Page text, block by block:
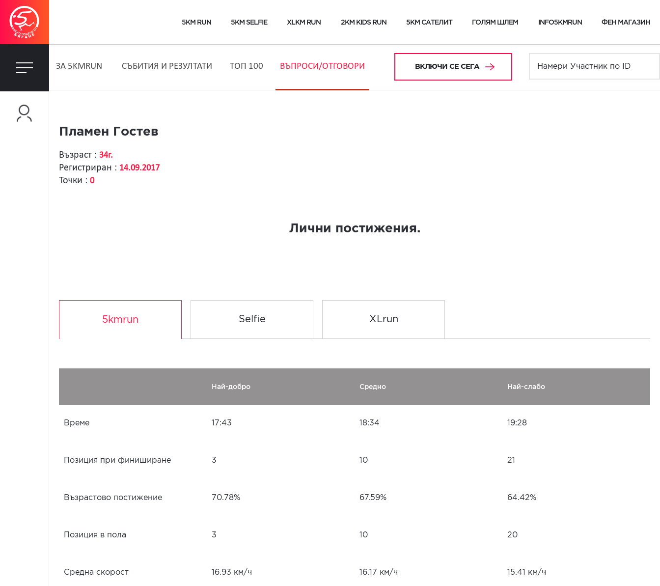
5KM RUN 5KM SELFIE XLKM RUN 2KM KIDS RUN 5KM САТЕЛИТ ГОЛЯМ ШЛЕМ INFO5KMRUN ФЕН МАГАЗИН
ЗA 5KMRUN СЪБИТИЯ И РЕЗУЛТАТИ ТОП 100 ВЪПРОСИ/ОТГОВОРИ ВКЛЮЧИ СЕ СЕГА
Пламен Гостев
Възраст : 34г.
Регистриран : 14.09.2017
Точки : 0
Лични постижения.
5kmrun Selfie XLrun
Най-добро Средно Най-слабо
Време 17:43 18:34 19:28
Позиция при финиширане 3 10 21
Възрастово постижение 70.78% 67.59% 64.42%
Позиция в пола 3 10 20
Средна скорост 16.93 км/ч 16.17 км/ч 15.41 км/ч